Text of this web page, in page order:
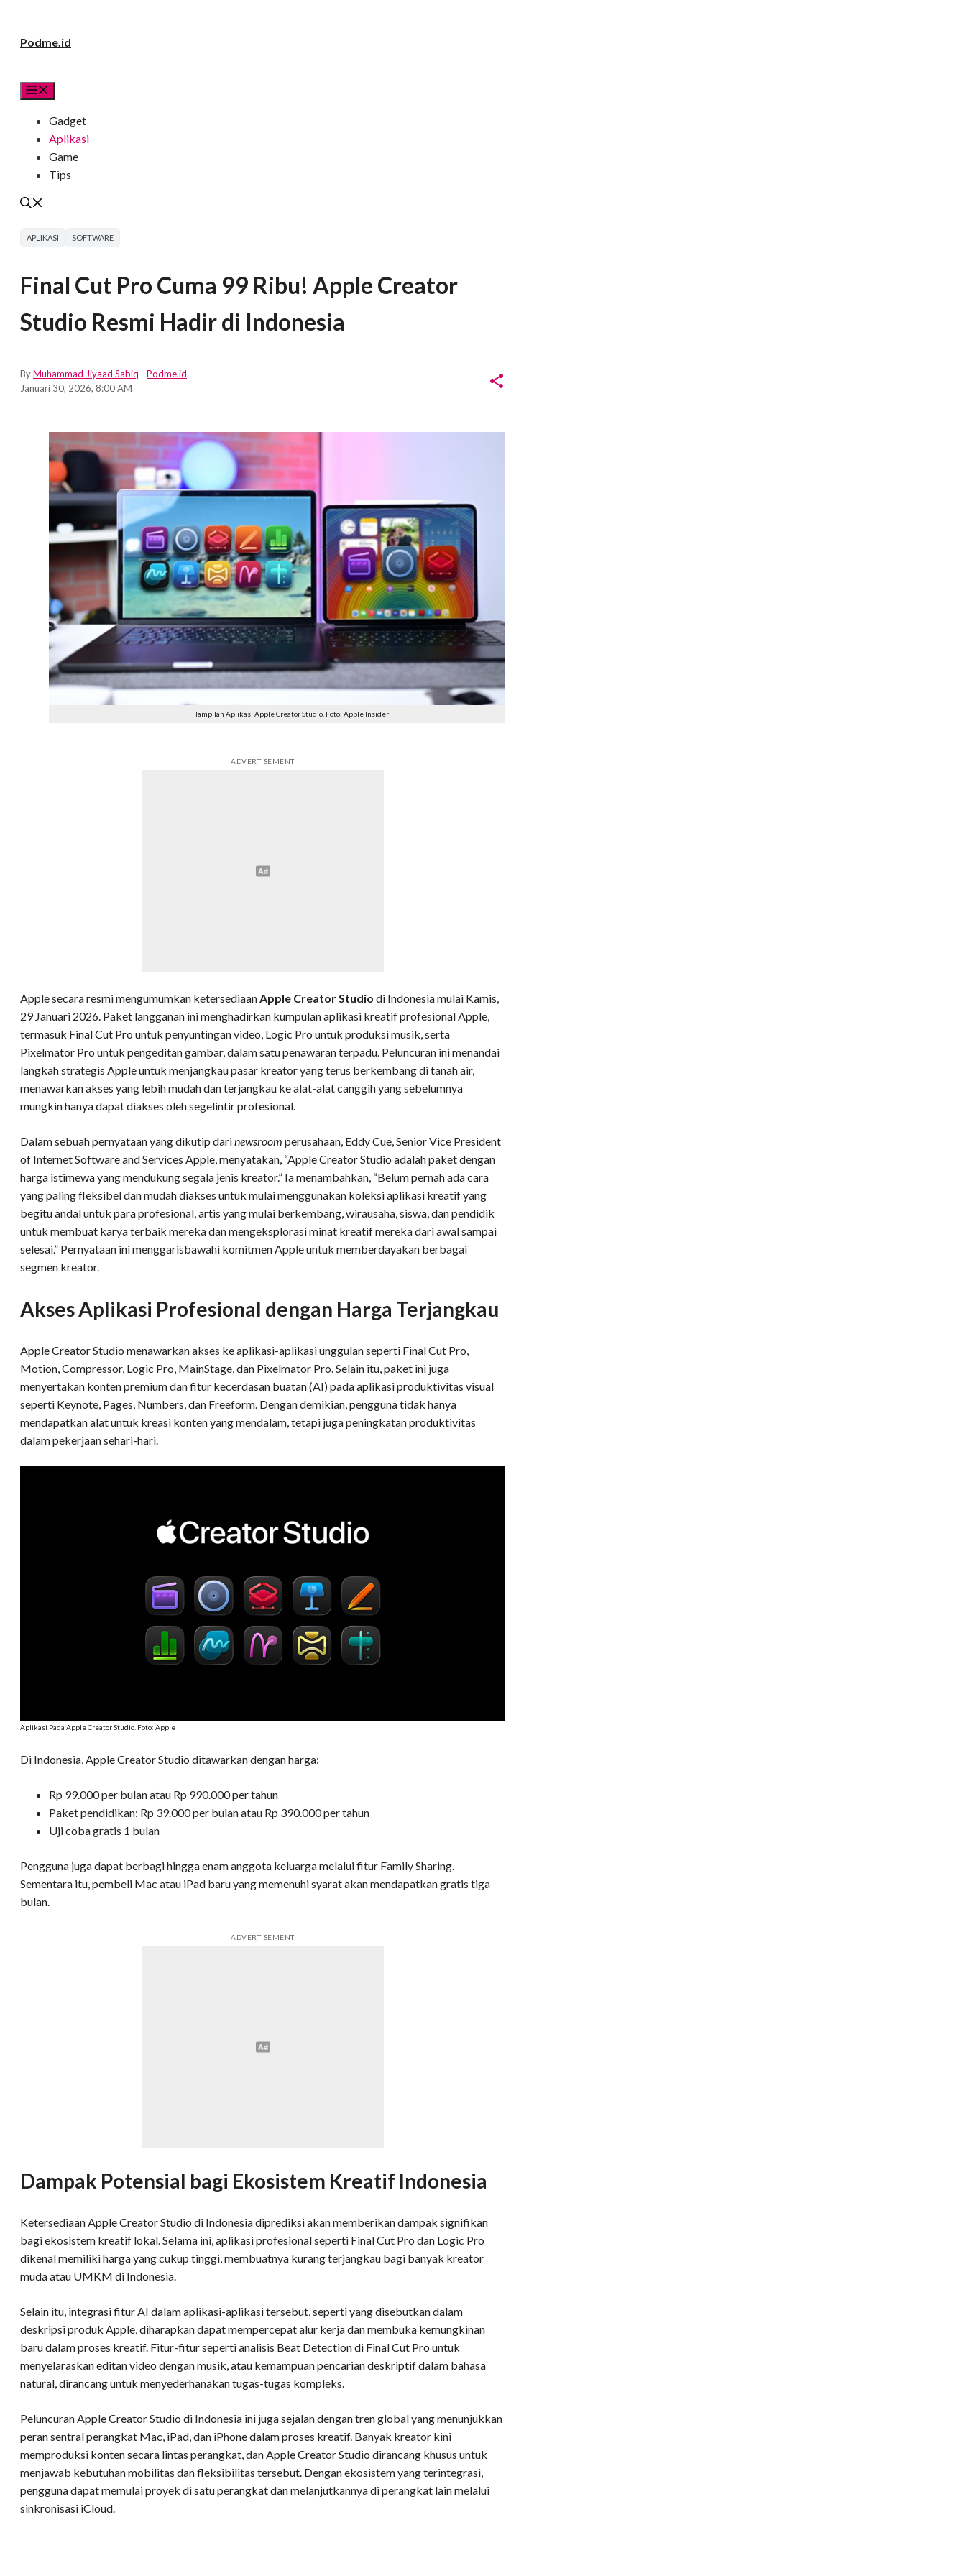
Podme.id
Gadget
Aplikasi
Game
Tips
APLIKASI SOFTWARE
Final Cut Pro Cuma 99 Ribu! Apple Creator
Studio Resmi Hadir di Indonesia
ByMuhammad Jiyaad Sabiq - Podme.id
Januari 30, 2026, 8:00 AM
Tampilan Aplikasi Apple Creator Studio. Foto: Apple Insider
ADVERTISEMENT
Apple secara resmi mengumumkan ketersediaan Apple Creator Studio di Indonesia mulai Kamis,
29 Januari 2026. Paket langganan ini menghadirkan kumpulan aplikasi kreatif profesional Apple,
termasuk Final Cut Pro untuk penyuntingan video, Logic Pro untuk produksi musik, serta
Pixelmator Pro untuk pengeditan gambar, dalam satu penawaran terpadu. Peluncuran ini menandai
langkah strategis Apple untuk menjangkau pasar kreator yang terus berkembang di tanah air,
menawarkan akses yang lebih mudah dan terjangkau ke alat-alat canggih yang sebelumnya
mungkin hanya dapat diakses oleh segelintir profesional.
Dalam sebuah pernyataan yang dikutip darinewsroom perusahaan, Eddy Cue, Senior Vice President
of Internet Software and Services Apple, menyatakan, “Apple Creator Studio adalah paket dengan
harga istimewa yang mendukung segala jenis kreator.” Ia menambahkan, “Belum pernah ada cara
yang paling fleksibel dan mudah diakses untuk mulai menggunakan koleksi aplikasi kreatif yang
begitu andal untuk para profesional, artis yang mulai berkembang, wirausaha, siswa, dan pendidik
untuk membuat karya terbaik mereka dan mengeksplorasi minat kreatif mereka dari awal sampai
selesai.” Pernyataan ini menggarisbawahi komitmen Apple untuk memberdayakan berbagai
segmen kreator.
Akses Aplikasi Profesional dengan Harga Terjangkau
Apple Creator Studio menawarkan akses ke aplikasi-aplikasi unggulan seperti Final Cut Pro,
Motion, Compressor, Logic Pro, MainStage, dan Pixelmator Pro. Selain itu, paket ini juga
menyertakan konten premium dan fitur kecerdasan buatan (AI) pada aplikasi produktivitas visual
seperti Keynote, Pages, Numbers, dan Freeform. Dengan demikian, pengguna tidak hanya
mendapatkan alat untuk kreasi konten yang mendalam, tetapi juga peningkatan produktivitas
dalam pekerjaan sehari-hari.
Aplikasi Pada Apple Creator Studio. Foto: Apple
Di Indonesia, Apple Creator Studio ditawarkan dengan harga:
Rp 99.000 per bulan atau Rp 990.000 per tahun
Paket pendidikan: Rp 39.000 per bulan atau Rp 390.000 per tahun
Uji coba gratis 1 bulan
Pengguna juga dapat berbagi hingga enam anggota keluarga melalui fitur Family Sharing.
Sementara itu, pembeli Mac atau iPad baru yang memenuhi syarat akan mendapatkan gratis tiga
bulan.​
ADVERTISEMENT
Dampak Potensial bagi Ekosistem Kreatif Indonesia
Ketersediaan Apple Creator Studio di Indonesia diprediksi akan memberikan dampak signifikan
bagi ekosistem kreatif lokal. Selama ini, aplikasi profesional seperti Final Cut Pro dan Logic Pro
dikenal memiliki harga yang cukup tinggi, membuatnya kurang terjangkau bagi banyak kreator
muda atau UMKM di Indonesia.
Selain itu, integrasi fitur AI dalam aplikasi-aplikasi tersebut, seperti yang disebutkan dalam
deskripsi produk Apple, diharapkan dapat mempercepat alur kerja dan membuka kemungkinan
baru dalam proses kreatif. Fitur-fitur seperti analisis Beat Detection di Final Cut Pro untuk
menyelaraskan editan video dengan musik, atau kemampuan pencarian deskriptif dalam bahasa
natural, dirancang untuk menyederhanakan tugas-tugas kompleks.
Peluncuran Apple Creator Studio di Indonesia ini juga sejalan dengan tren global yang menunjukkan
peran sentral perangkat Mac, iPad, dan iPhone dalam proses kreatif. Banyak kreator kini
memproduksi konten secara lintas perangkat, dan Apple Creator Studio dirancang khusus untuk
menjawab kebutuhan mobilitas dan fleksibilitas tersebut. Dengan ekosistem yang terintegrasi,
pengguna dapat memulai proyek di satu perangkat dan melanjutkannya di perangkat lain melalui
sinkronisasi iCloud.